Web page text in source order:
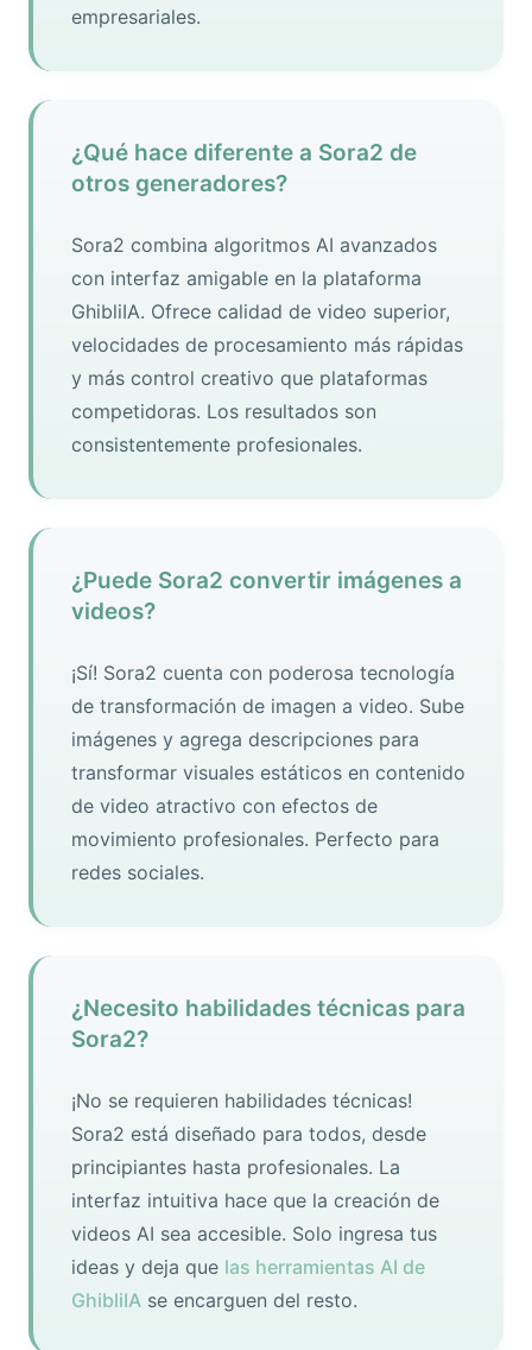
empresariales.
¿Qué hace diferente a Sora2 de
otros generadores?
Sora2 combina algoritmos AI avanzados
con interfaz amigable en la plataforma
GhibliIA. Ofrece calidad de video superior,
velocidades de procesamiento más rápidas
y más control creativo que plataformas
competidoras. Los resultados son
consistentemente profesionales.
¿Puede Sora2 convertir imágenes a
videos?
¡Sí! Sora2 cuenta con poderosa tecnología
de transformación de imagen a video. Sube
imágenes y agrega descripciones para
transformar visuales estáticos en contenido
de video atractivo con efectos de
movimiento profesionales. Perfecto para
redes sociales.
¿Necesito habilidades técnicas para
Sora2?
¡No se requieren habilidades técnicas!
Sora2 está diseñado para todos, desde
principiantes hasta profesionales. La
interfaz intuitiva hace que la creación de
videos AI sea accesible. Solo ingresa tus
ideas y deja que las herramientas AI de
GhibliIA se encarguen del resto.